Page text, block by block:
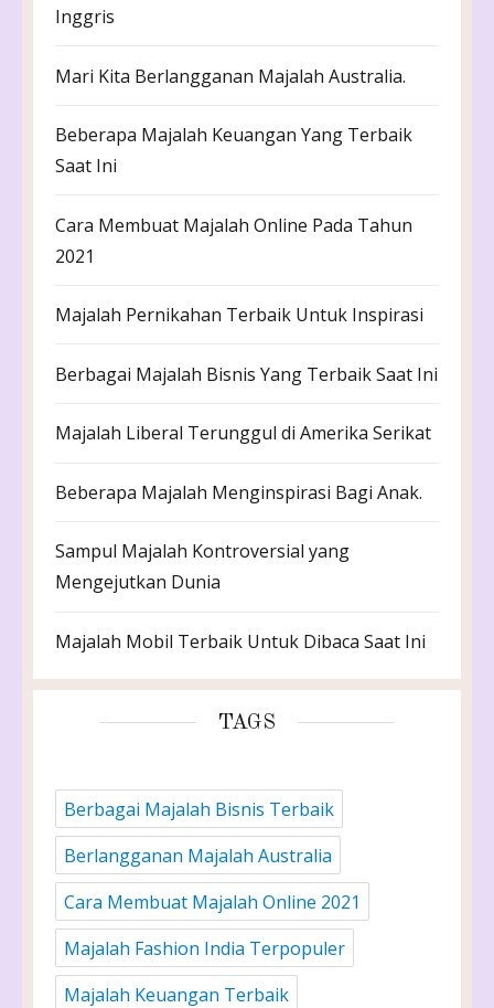
Inggris
Mari Kita Berlangganan Majalah Australia.
Beberapa Majalah Keuangan Yang Terbaik
Saat Ini
Cara Membuat Majalah Online Pada Tahun
2021
Majalah Pernikahan Terbaik Untuk Inspirasi
Berbagai Majalah Bisnis Yang Terbaik Saat Ini
Majalah Liberal Terunggul di Amerika Serikat
Beberapa Majalah Menginspirasi Bagi Anak.
Sampul Majalah Kontroversial yang
Mengejutkan Dunia
Majalah Mobil Terbaik Untuk Dibaca Saat Ini
TAGS
Berbagai Majalah Bisnis Terbaik
Berlangganan Majalah Australia
Cara Membuat Majalah Online 2021
Majalah Fashion India Terpopuler
Majalah Keuangan Terbaik